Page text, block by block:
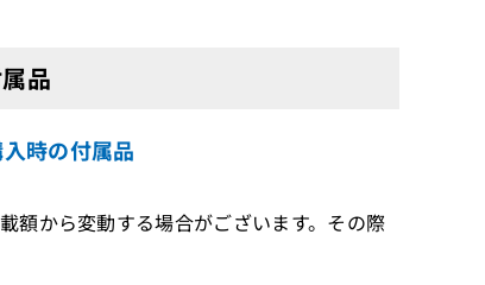
品
時の付属品
額から変動する場合がございます。その際